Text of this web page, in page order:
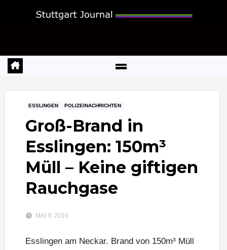
ESSLINGEN POLIZEINACHRICHTEN
Groß-Brand in
Esslingen: 150m³
Müll – Keine giftigen
Rauchgase
MAI 9, 2016
Esslingen am Neckar. Brand von 150m³ Müll